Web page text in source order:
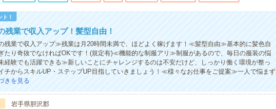
ト！
残業で収入アップ！髪型自由！
残業で収入アップ≫残業は月20時間未満で、ほどよく稼げます！≪髪型自由≫基本的に髪色自
たり奇抜でなければOKです！(規定有)≪機能的な制服アリ≫制服があるので、毎日の服装の悩
経験でも活躍できる≫新しいことにチャレンジするのは不安だけど、しっかり働く環境が整っ
チからスキルUP・ステップUP目指していきましょう！≪様々なお仕事をご提案≫一人で悩まず
きを見る
岩手県胆沢郡